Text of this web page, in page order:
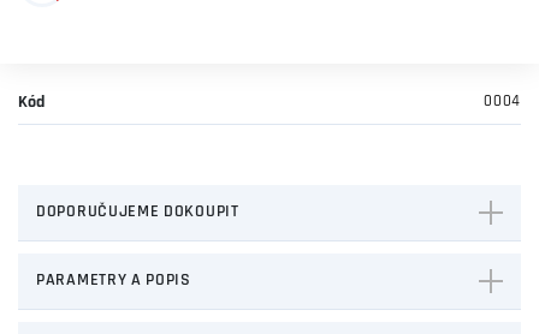
Kód 0004
DOPORUČUJEME DOKOUPIT
PARAMETRY A POPIS